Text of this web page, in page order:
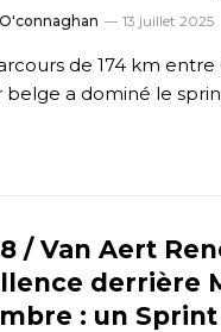
13 juillet 2025
de 174 km
belge a dominé le
/ Van Aert
derrière
: un